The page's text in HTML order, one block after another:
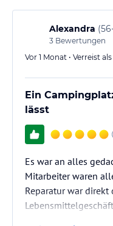
glücklich sind einen
und ab jetzt…
Alexandra (
3 Bewertungen
Vor 1 Monat • Verreist
Ein
lässt
Es war an alles
Mitarbeiter waren
Reparatur war